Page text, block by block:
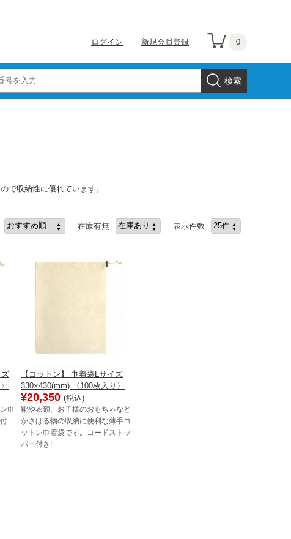
ログイン 新規会員登録 0
で収納性に優れています。
在庫有無 表示件数
ズ
巾
【コットン】 巾着袋Lサイズ
330×430(mm) 〈100枚入り〉
¥20,350 (税込)
靴や衣類、お子様のおもちゃなど
かさばる物の収納に便利な薄手コ
ットン巾着袋です。コードストッ
パー付き!